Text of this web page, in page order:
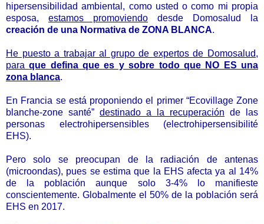
hipersensibilidad ambiental, como usted o como mi propia
esposa, estamos promoviendo desde Domosalud la
creación de una Normativa de ZONA BLANCA.
He puesto a trabajar al grupo de expertos de Domosalud,
paraque defina que es y sobre todo que NO ES una
zona blanca.
En Francia se está proponiendo el primer “Ecovillage Zone
blanche-zone santé” destinado a la recuperación de las
personas electrohipersensibles (electrohipersensibilité
EHS).
Pero solo se preocupan de la radiación de antenas
(microondas), pues se estima que la EHS afecta ya al 14%
de la población aunque solo 3-4% lo manifieste
conscientemente. Globalmente el 50% de la población será
EHS en 2017.